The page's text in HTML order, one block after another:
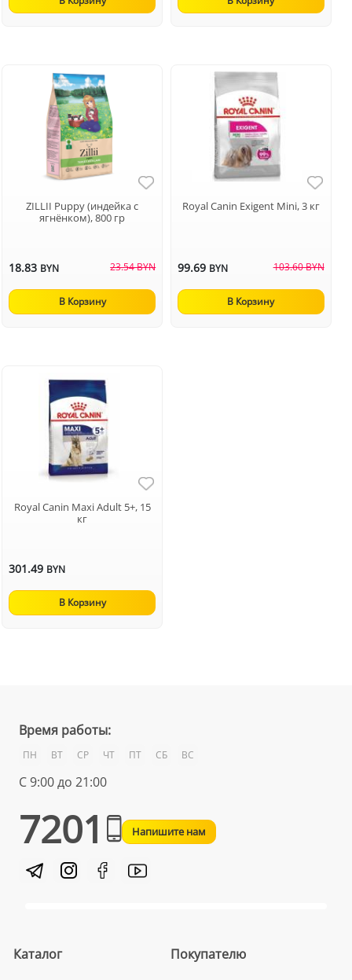
ZILLII Puppy (индейка с
ягнёнком), 800 гр
18.83 BYN 23.54 BYN
В Корзину
Royal Canin Exigent Mini, 3 кг
99.69 BYN 103.60 BYN
В Корзину
Royal Canin Maxi Adult 5+, 15
кг
301.49 BYN
В Корзину
Время работы:
ПН ВТ СР ЧТ ПТ СБ ВС
С 9:00 до 21:00
7201 Напишите нам
Каталог Покупателю